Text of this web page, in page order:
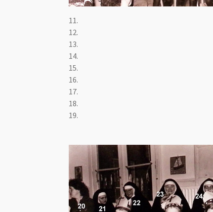
11.
12.
13.
14.
15.
16.
17.
18.
19.